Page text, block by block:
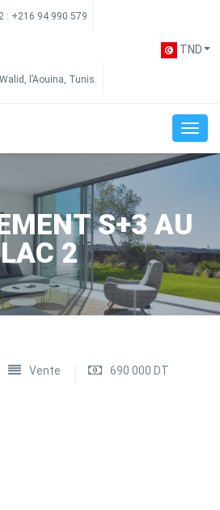
: +216 94 990 579
l’Aouina, Tunis.
TND
S+3 AU
LAC 2
Vente 690 000 DT